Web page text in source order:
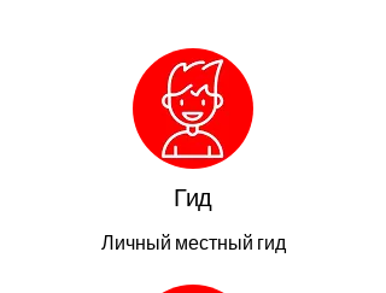
Гид
Личный местный гид